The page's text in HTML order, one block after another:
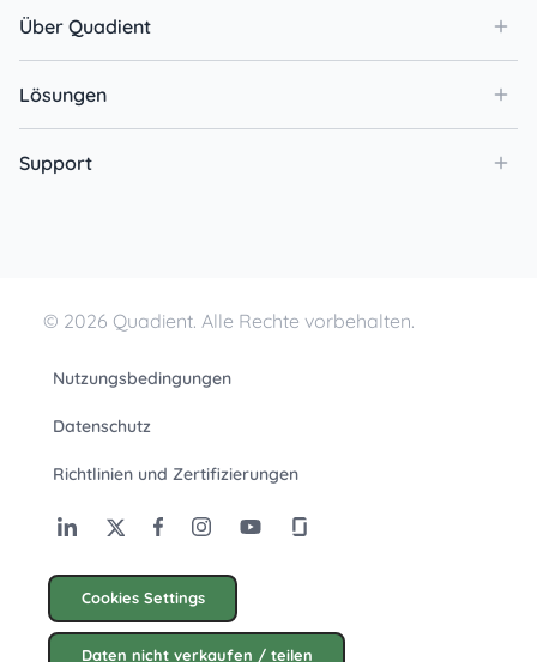
Über Quadient
Lösungen
Support
© 2026 Quadient. Alle Rechte vorbehalten.
Nutzungsbedingungen
Datenschutz
Richtlinien und Zertifizierungen
Cookies Settings
Daten nicht verkaufen / teilen